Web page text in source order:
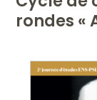
rondes «